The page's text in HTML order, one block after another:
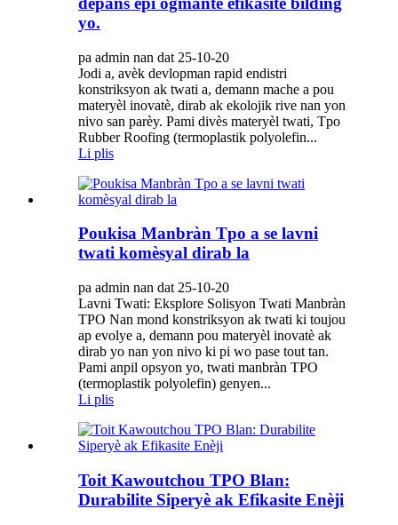
yo.
pa admin nan dat 25-10-20
Jodi a, avèk devlopman rapid endistri
konstriksyon ak twati a, demann mache a pou
materyèl inovatè, dirab ak ekolojik rive nan yon
nivo san parèy. Pami divès materyèl twati, Tpo
Rubber Roofing (termoplastik polyolefin...
Li plis
Poukisa Manbràn Tpo a se lavni
twati komèsyal dirab la
pa admin nan dat 25-10-20
Lavni Twati: Eksplore Solisyon Twati Manbràn
TPO Nan mond konstriksyon ak twati ki toujou
ap evolye a, demann pou materyèl inovatè ak
dirab yo nan yon nivo ki pi wo pase tout tan.
Pami anpil opsyon yo, twati manbràn TPO
(termoplastik polyolefin) genyen...
Li plis
Toit Kawoutchou TPO Blan:
Durabilite Siperyè ak Efikasite Enèji